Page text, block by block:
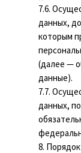
7.6.
данных,
которым
(далее —
данные).
7.7.
данных,
8.